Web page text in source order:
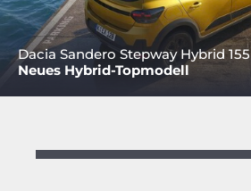
Dacia Sandero Stepway Hybrid 155
Neues Hybrid-Topmodell